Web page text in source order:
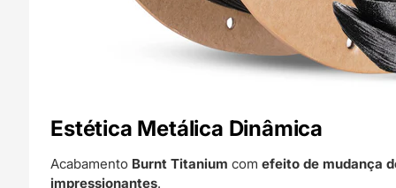
Estética Metálica Dinâmica
Acabamento Burnt Titanium comefeito de mudança
impressionantes.